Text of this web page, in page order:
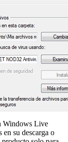
Windows Live
su descarga o